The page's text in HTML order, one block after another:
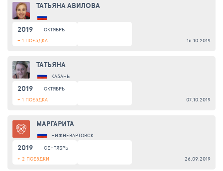
ТАТЬЯНА АВИЛОВА
2019
ОКТЯБРЬ
+ 1 ПОЕЗДКА
16.10.2019
ТАТЬЯНА
КАЗАНЬ
2019
ОКТЯБРЬ
+ 1 ПОЕЗДКА
07.10.2019
МАРГАРИТА
НИЖНЕВАРТОВСК
2019
СЕНТЯБРЬ
+ 2 ПОЕЗДКИ
26.09.2019